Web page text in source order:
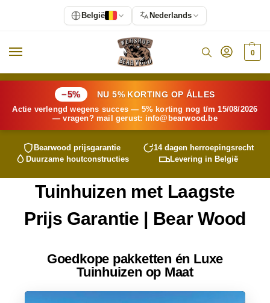
0
−5% NU 5% KORTING OP ÁLLES
Actie verlengd wegens succes — 5% korting nog t/m 15/08/2026
— vragen? mail gerust: info@ bearwood.be
Bearwood prijsgarantie
14 dagen herroepingsrecht
Duurzame houtconstructies
Levering in België
Tuinhuizen met Laagste
Prijs Garantie | Bear Wood
Goedkope pakketten én Luxe
Tuinhuizen op Maat
België Nederlands